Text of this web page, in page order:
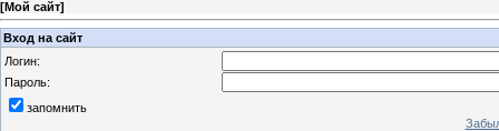
[Мой сайт]
Вход на сайт
Логин:
Пароль:
запомнить